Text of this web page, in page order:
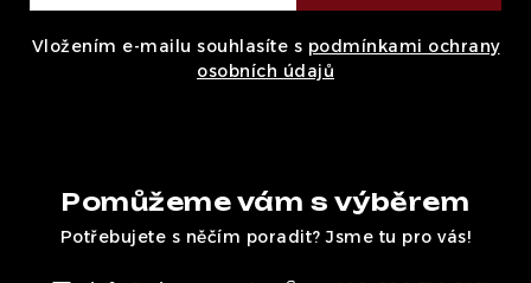
Pomůžeme vám s výběrem
Potřebujete s něčím poradit? Jsme tu pro vás!
Vložením e-mailu souhlasíte s podmínkami ochrany
osobních údajů